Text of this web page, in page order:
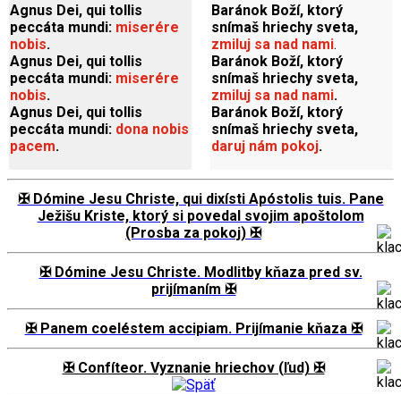
Agnus Dei, qui tollis
peccáta mundi: miserére
nobis.
Agnus Dei, qui tollis
peccáta mundi: miserére
nobis.
Agnus Dei, qui tollis
peccáta mundi: dona nobis
pacem.
Baránok Boží, ktorý
snímaš hriechy sveta,
zmiluj sa nad nami.
Baránok Boží, ktorý
snímaš hriechy sveta,
zmiluj sa nad nami.
Baránok Boží, ktorý
snímaš hriechy sveta,
daruj nám pokoj.
✠ Dómine Jesu Christe, qui dixísti Apóstolis tuis. Pane
Ježišu Kriste, ktorý si povedal svojim apoštolom
(Prosba za pokoj) ✠
✠ Dómine Jesu Christe. Modlitby kňaza pred sv.
prijímaním ✠
✠ Panem coeléstem accipiam. Prijímanie kňaza ✠
✠ Confíteor. Vyznanie hriechov (ľud) ✠